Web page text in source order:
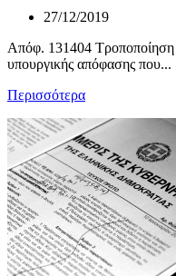
27/12/2019
Απόφ. 131404
υπουργικής απόφασης που...
Περισσότερα